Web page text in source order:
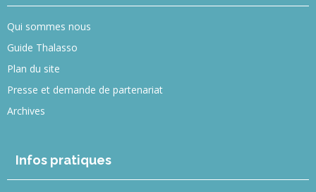
Qui sommes nous
Guide Thalasso
Plan du site
Presse et demande de partenariat
Archives
Infos pratiques